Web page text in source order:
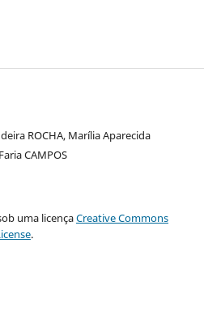
ROCHA, Marília Aparecida
CAMPOS
uma licençaCreative Commons
.